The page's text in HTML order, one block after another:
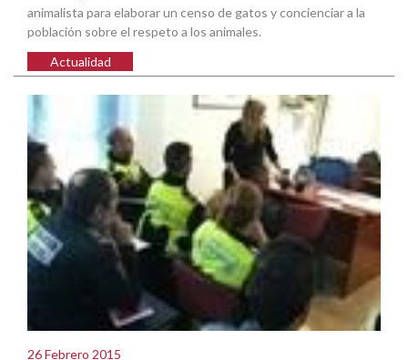
animalista para elaborar un censo de gatos y concienciar a la
población sobre el respeto a los animales.
Actualidad
26 Febrero 2015